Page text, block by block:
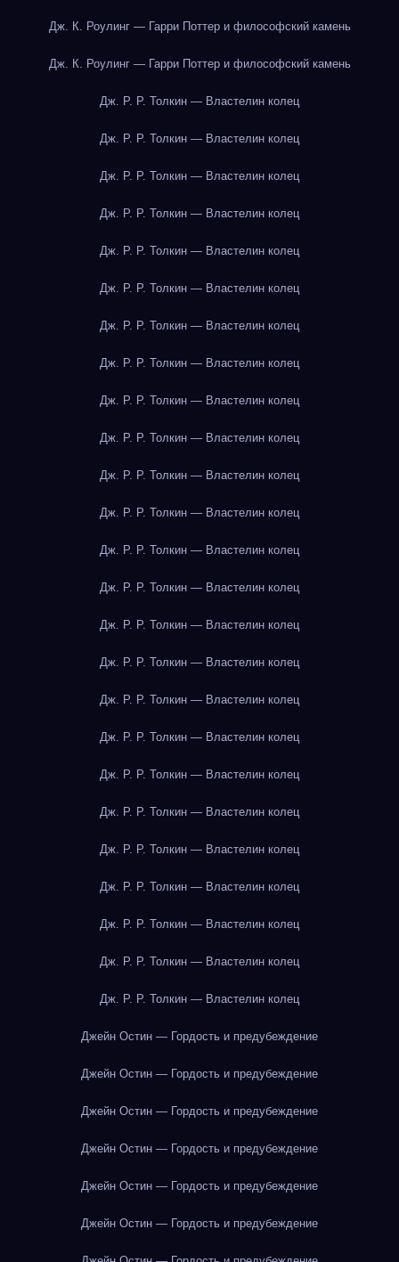
Дж. К. Роулинг — Гарри Поттер и философский камень
Дж. К. Роулинг — Гарри Поттер и философский камень
Дж. Р. Р. Толкин — Властелин колец
Дж. Р. Р. Толкин — Властелин колец
Дж. Р. Р. Толкин — Властелин колец
Дж. Р. Р. Толкин — Властелин колец
Дж. Р. Р. Толкин — Властелин колец
Дж. Р. Р. Толкин — Властелин колец
Дж. Р. Р. Толкин — Властелин колец
Дж. Р. Р. Толкин — Властелин колец
Дж. Р. Р. Толкин — Властелин колец
Дж. Р. Р. Толкин — Властелин колец
Дж. Р. Р. Толкин — Властелин колец
Дж. Р. Р. Толкин — Властелин колец
Дж. Р. Р. Толкин — Властелин колец
Дж. Р. Р. Толкин — Властелин колец
Дж. Р. Р. Толкин — Властелин колец
Дж. Р. Р. Толкин — Властелин колец
Дж. Р. Р. Толкин — Властелин колец
Дж. Р. Р. Толкин — Властелин колец
Дж. Р. Р. Толкин — Властелин колец
Дж. Р. Р. Толкин — Властелин колец
Дж. Р. Р. Толкин — Властелин колец
Дж. Р. Р. Толкин — Властелин колец
Дж. Р. Р. Толкин — Властелин колец
Дж. Р. Р. Толкин — Властелин колец
Дж. Р. Р. Толкин — Властелин колец
Джейн Остин — Гордость и предубеждение
Джейн Остин — Гордость и предубеждение
Джейн Остин — Гордость и предубеждение
Джейн Остин — Гордость и предубеждение
Джейн Остин — Гордость и предубеждение
Джейн Остин — Гордость и предубеждение